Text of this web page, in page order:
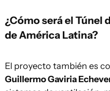
¿Cómo será el Túnel
de América Latina?
El proyecto también es
Guillermo Gaviria